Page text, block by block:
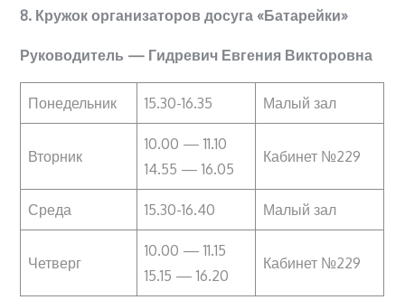
8. Кружок организаторов досуга «Батарейки»
Руководитель — Гидревич Евгения Викторовна
Понедельник 15.30-16.35 Малый зал
Вторник
10.00 — 11.10
14.55 — 16.05
Кабинет №229
Среда 15.30-16.40 Малый зал
Четверг
10.00 — 11.15
15.15 — 16.20
Кабинет №229